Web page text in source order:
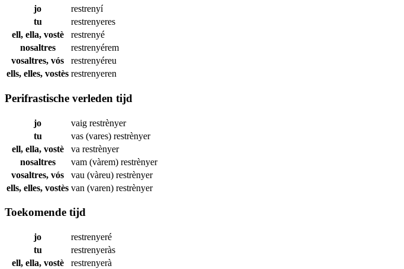
jo
restrenyí
tu
restrenyeres
ell, ella, vostè
restrenyé
nosaltres
restrenyérem
vosaltres, vós
restrenyéreu
ells, elles, vostès restrenyeren
Perifrastische verleden tijd
jo vaig restrènyer
tu
vas (vares) restrènyer
ell, ella, vostè
va restrènyer
nosaltres
vam (vàrem) restrènyer
vosaltres, vós
vau (vàreu) restrènyer
ells, elles, vostès van (varen) restrènyer
Toekomende tijd
jo
restrenyeré
tu
restrenyeràs
ell, ella, vostè
restrenyerà